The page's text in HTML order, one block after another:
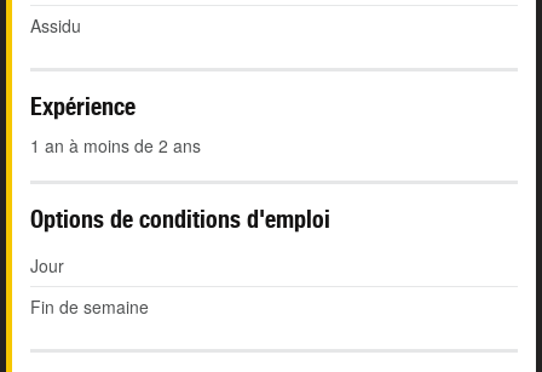
Assidu
Expérience
1 an à moins de 2 ans
Options de conditions d'emploi
Jour
Fin de semaine